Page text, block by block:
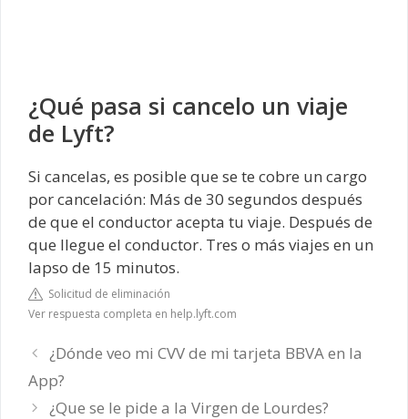
¿Qué pasa si cancelo un viaje
de Lyft?
Si cancelas, es posible que se te cobre un cargo
por cancelación: Más de 30 segundos después
de que el conductor acepta tu viaje. Después de
que llegue el conductor. Tres o más viajes en un
lapso de 15 minutos.
Solicitud de eliminación
Ver respuesta completa en help.lyft.com
¿Dónde veo mi CVV de mi tarjeta BBVA en la
App?
¿Que se le pide a la Virgen de Lourdes?